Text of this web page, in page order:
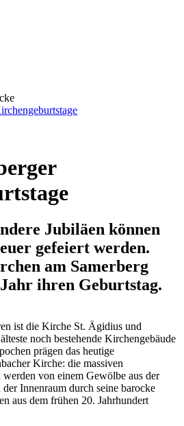
Jubiläen können
gefeiert werden.
am Samerberg
ihren Geburtstag.
ist die Kirche St. Ägidius und
noch bestehende Kirchengebäude
prägen das heutige
Kirche: die massiven
von einem Gewölbe aus der
Innenraum durch seine barocke
aus dem frühen 20. Jahrhundert